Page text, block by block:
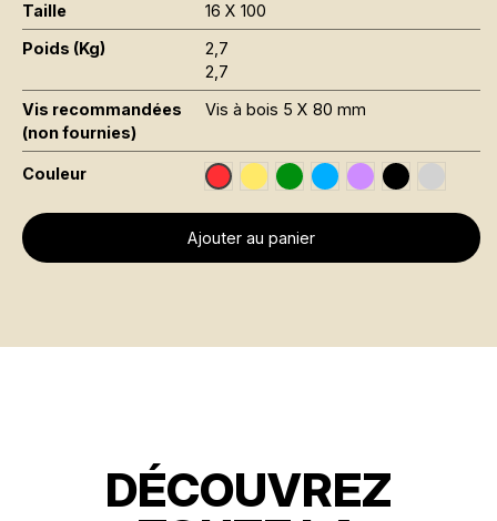
Taille
16 X 100
Poids (Kg)
2,7
2,7
Vis recommandées
(non fournies)
Vis à bois 5 X 80 mm
Couleur Traffic Red RAL 3020
Jaune Pantone 116C
Leaf Green RAL 6002
Sky Blue RAL 5015
Signal Violet RAL
Black RAL
Gris
Ajouter au panier
DÉCOUVREZ